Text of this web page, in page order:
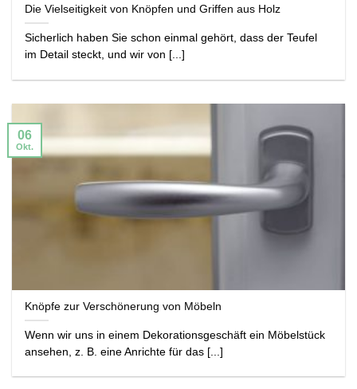
Die Vielseitigkeit von Knöpfen und Griffen aus Holz
Sicherlich haben Sie schon einmal gehört, dass der Teufel
im Detail steckt, und wir von [...]
Knöpfe zur Verschönerung von Möbeln
Wenn wir uns in einem Dekorationsgeschäft ein Möbelstück
ansehen, z. B. eine Anrichte für das [...]
06
Okt.